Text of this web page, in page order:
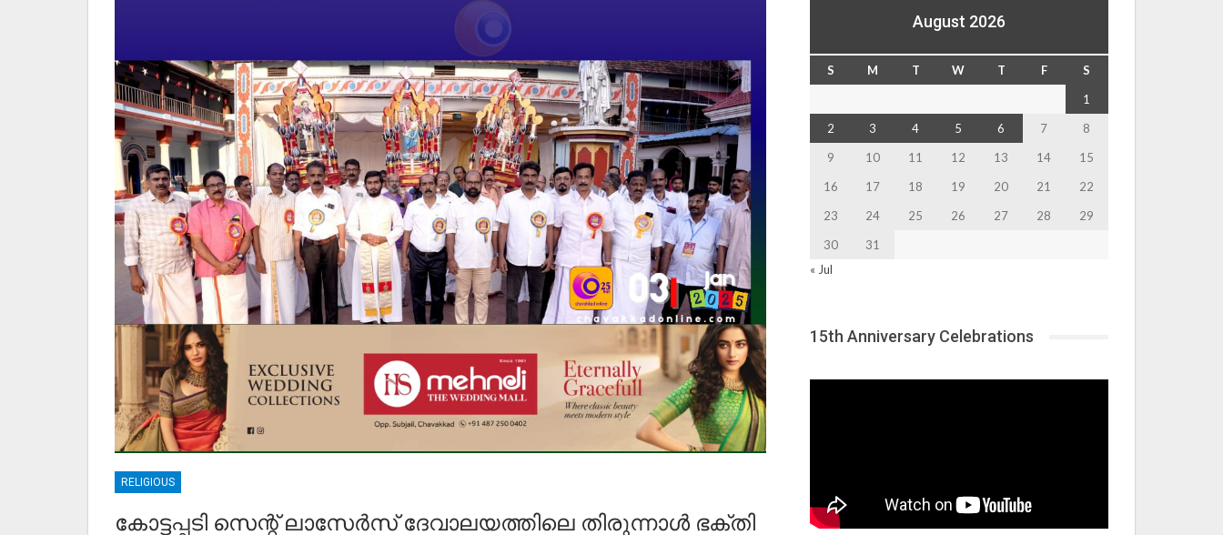
RELIGIOUS
കോട്ടപ്പടി സെന്റ് ലാസേർസ് ദേവാലയത്തിലെ തിരുന്നാൾ ഭക്തി
August 2026
S M T W T F
S
1
2
3 4 5 6 7
8
9
10 11 12 13 14
15
16
17 18 19 20 21
22
23
24 25 26 27 28
29
30
31
« Jul
15th Anniversary Celebrations